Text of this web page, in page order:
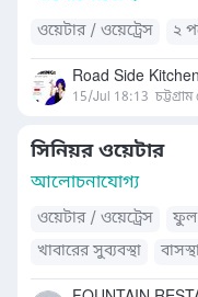
ওয়েটার / ওয়েট্রেস ২
Road Side
15/Jul 18:13
সিনিয়র ওয়েটার
আলোচনাযোগ্য
ওয়েটার / ওয়েট্রেস ফুল
খাবারের সুব্যবস্থা